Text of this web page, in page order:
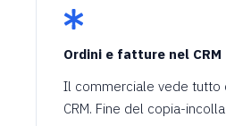
Ordini e fatture nel CRM
Il commerciale vede tutto
CRM. Fine del copia-incolla